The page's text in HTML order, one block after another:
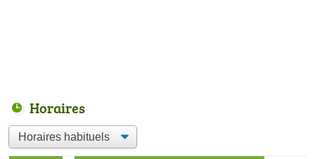
Horaires